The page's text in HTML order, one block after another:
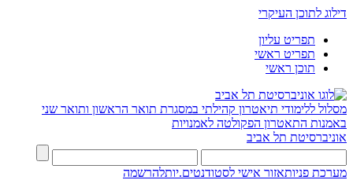
דילוג לתוכן העיקרי
תפריט עליון
תפריט ראשי
תוכן ראשי
מסלול ללימודי תיאטרון קהילתי במסגרת תואר הראשון ותואר שני
באמנות התאטרון הפקולטה לאמנויות
אוניברסיטת תל אביב
מערכת פניותאזור אישי לסטודנטים.יותלהרשמה